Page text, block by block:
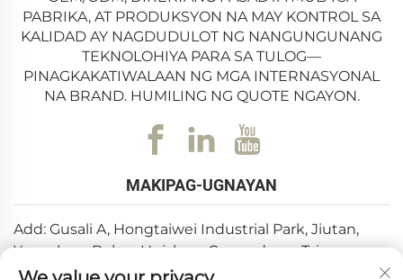
PABRIKA, AT PRODUKSYON NA MAY KONTROL SA
KALIDAD AY NAGDUDULOT NG NANGUNGUNANG
TEKNOLOHIYA PARA SA TULOG—
PINAGKAKATIWALAAN NG MGA INTERNASYONAL
NA BRAND. HUMILING NG QUOTE NGAYON.
MAKIPAG-UGNAYAN
Add: Gusali A, Hongtaiwei Industrial Park, Jiutan,
Yuanzhou, Boluo, Huizhou, Guangdong, Tsina